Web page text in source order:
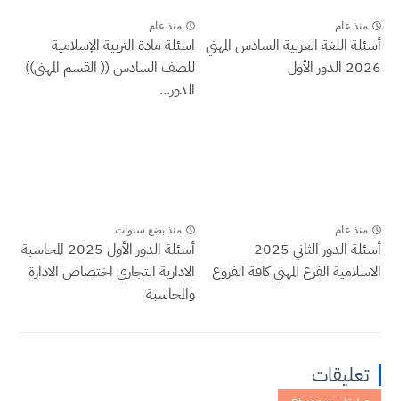
منذ عام
أسئلة اللغة العربية السادس المهني
2026 الدور الأول
منذ عام
اسئلة مادة التربية الإسلامية
للصف السادس (( القسم المهني))
الدور...
منذ عام
أسئلة الدور الثاني 2025
الاسلامية الفرع المهني كافة الفروع
منذ بضع سنوات
أسئلة الدور الأول 2025 المحاسبة
الادارية التجاري اختصاص الادارة
والمحاسبة
تعليقات